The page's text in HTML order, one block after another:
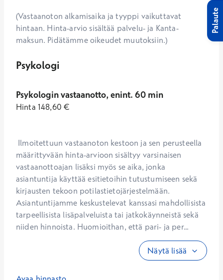
(Vastaanoton alkamisaika ja tyyppi vaikuttavat
hintaan. Hinta-arvio sisältää palvelu- ja Kanta-
maksun. Pidätämme oikeudet muutoksiin.)
Psykologi
Psykologin vastaanotto, enint. 60 min
Hinta 148,60 €
määrittyvään hinta-arvioon sisältyy varsinaisen
vastaanottoajan lisäksi myös se aika, jonka
asiantuntija käyttää esitietoihin tutustumiseen sekä
kirjausten tekoon potilastietojärjestelmään.
Asiantuntijamme keskustelevat kanssasi mahdollisista
tarpeellisista lisäpalveluista tai jatkokäynneistä sekä
niiden hinnoista. Huomioithan, että pari- ja per...
Näytä lisää
Palaute